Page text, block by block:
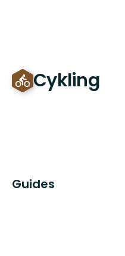
Cykling
Guides